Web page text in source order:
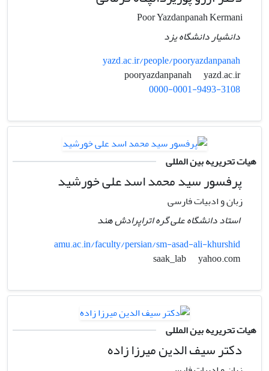
دانشیار دانشگاه یزد
yazd.ac.ir/people/pooryazdanpanah
pooryazdanpanah
yazd.ac.ir
0000-0001-9493-3108
هیات تحریریه بین المللی
پرفسور سید محمد اسد علی خورشید
زبان و ادبیات فارسی
استاد دانشگاه علی گره اتراپرادش هند
amu.ac.in/faculty/persian/sm-asad-ali-khurshid
yahoo.com
هیات تحریریه بین المللی
دکتر سیف الدین میرزا زاده